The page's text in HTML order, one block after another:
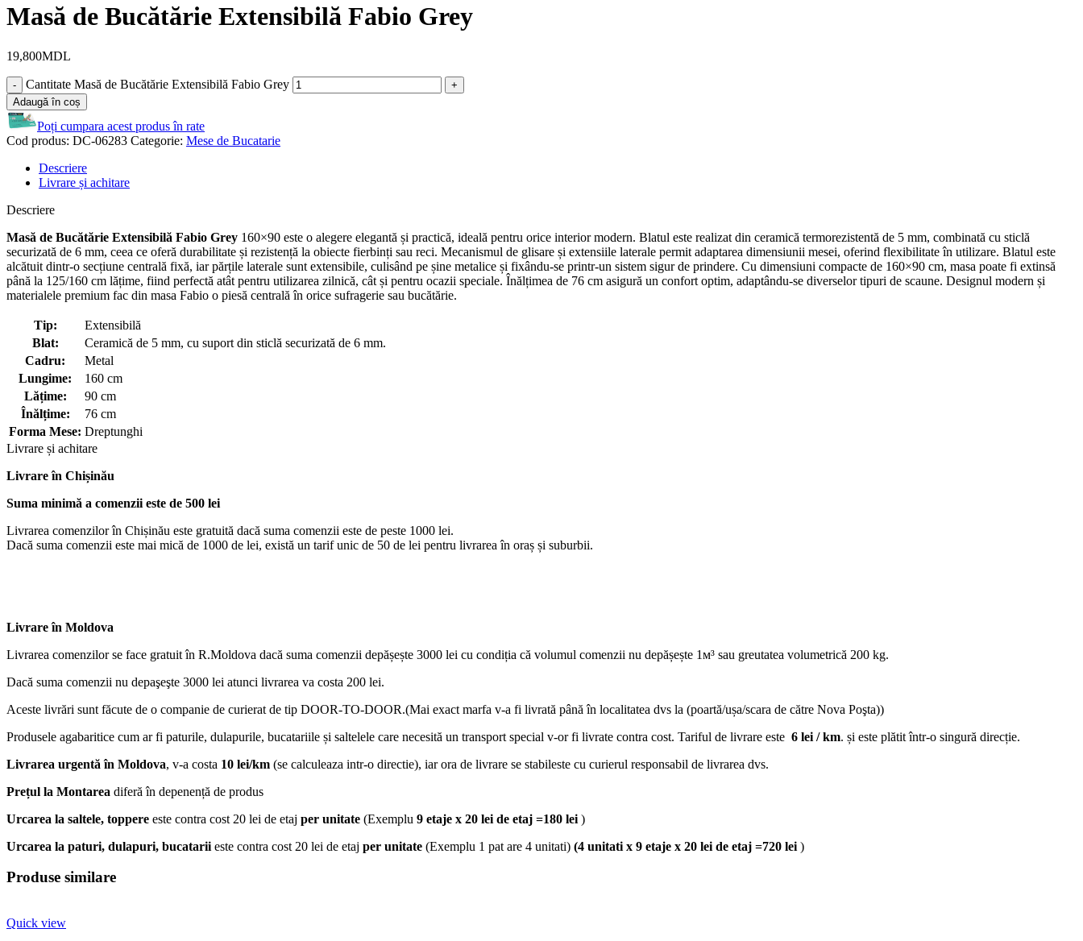
Masă de Bucătărie Extensibilă Fabio Grey
19,800MDL
Cantitate Masă de Bucătărie Extensibilă Fabio Grey
Adaugă în coș
Poți cumpara acest produs în rate
Cod produs: DC-06283 Categorie: Mese de Bucatarie
Descriere
Livrare și achitare
Descriere
Masă de Bucătărie Extensibilă Fabio Grey 160×90 este o alegere elegantă și practică, ideală pentru orice interior modern. Blatul este realizat din ceramică termorezistentă de 5 mm, combinată cu sticlă
securizată de 6 mm, ceea ce oferă durabilitate și rezistență la obiecte fierbinți sau reci. Mecanismul de glisare și extensiile laterale permit adaptarea dimensiunii mesei, oferind flexibilitate în utilizare. Blatul este
alcătuit dintr-o secțiune centrală fixă, iar părțile laterale sunt extensibile, culisând pe șine metalice și fixându-se printr-un sistem sigur de prindere. Cu dimensiuni compacte de 160×90 cm, masa poate fi extinsă
până la 125/160 cm lățime, fiind perfectă atât pentru utilizarea zilnică, cât și pentru ocazii speciale. Înălțimea de 76 cm asigură un confort optim, adaptându-se diverselor tipuri de scaune. Designul modern și
materialele premium fac din masa Fabio o piesă centrală în orice sufragerie sau bucătărie.
Tip:
Extensibilă
Blat:
Ceramică de 5 mm, cu suport din sticlă securizată de 6 mm.
Cadru:
Metal
Lungime:
160 cm
Lățime:
90 cm
Înălțime:
76 cm
Forma Mese: Dreptunghi
Livrare și achitare
Livrareîn Chișinău
Suma minimă a comenzii este de 500 lei
Livrarea comenzilor în Chișinău este gratuită dacă suma comenzii este de peste 1000 lei.
Dacă suma comenzii este mai mică de 1000 de lei, există un tarif unic de 50 de lei pentru livrarea în oraș și suburbii.
Livrare în Moldova
Livrarea comenzilor se face gratuit în R.Moldova dacă suma comenzii depășește 3000 lei cu condiția că volumul comenzii nu depășește 1м³ sau greutatea volumetrică 200 kg.
Dacă suma comenzii nu depaşeşte 3000 lei atunci livrarea va costa 200 lei.
Aceste livrări sunt făcute de o companie de curierat de tip DOOR-TO-DOOR.(Mai exact marfa v-a fi livrată până în localitatea dvs la (poartă/ușa/scara de către Nova Poşta))
Produsele agabaritice cum ar fi paturile, dulapurile, bucatariile și saltelele care necesită un transport special v-or fi livrate contra cost. Tariful de livrare este 6 lei / km. și este plătit într-o singură direcție.
Livrarea urgentă în Moldova, v-a costa 10 lei/km (se calculeaza intr-o directie), iar ora de livrare se stabileste cu curierul responsabil de livrarea dvs.
Prețul la Montarea diferă în depenență de produs
Urcarea la saltele, toppere este contra cost 20 lei de etaj per unitate (Exemplu 9 etaje x 20 lei de etaj =180 lei )
Urcarea la paturi, dulapuri, bucatarii este contra cost 20 lei de etaj per unitate (Exemplu 1 pat are 4 unitati) (4 unitati x 9 etaje x 20 lei de etaj =720 lei )
Produse similare
Quick view